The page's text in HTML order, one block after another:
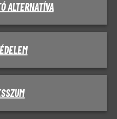
ALTERNATÍVA